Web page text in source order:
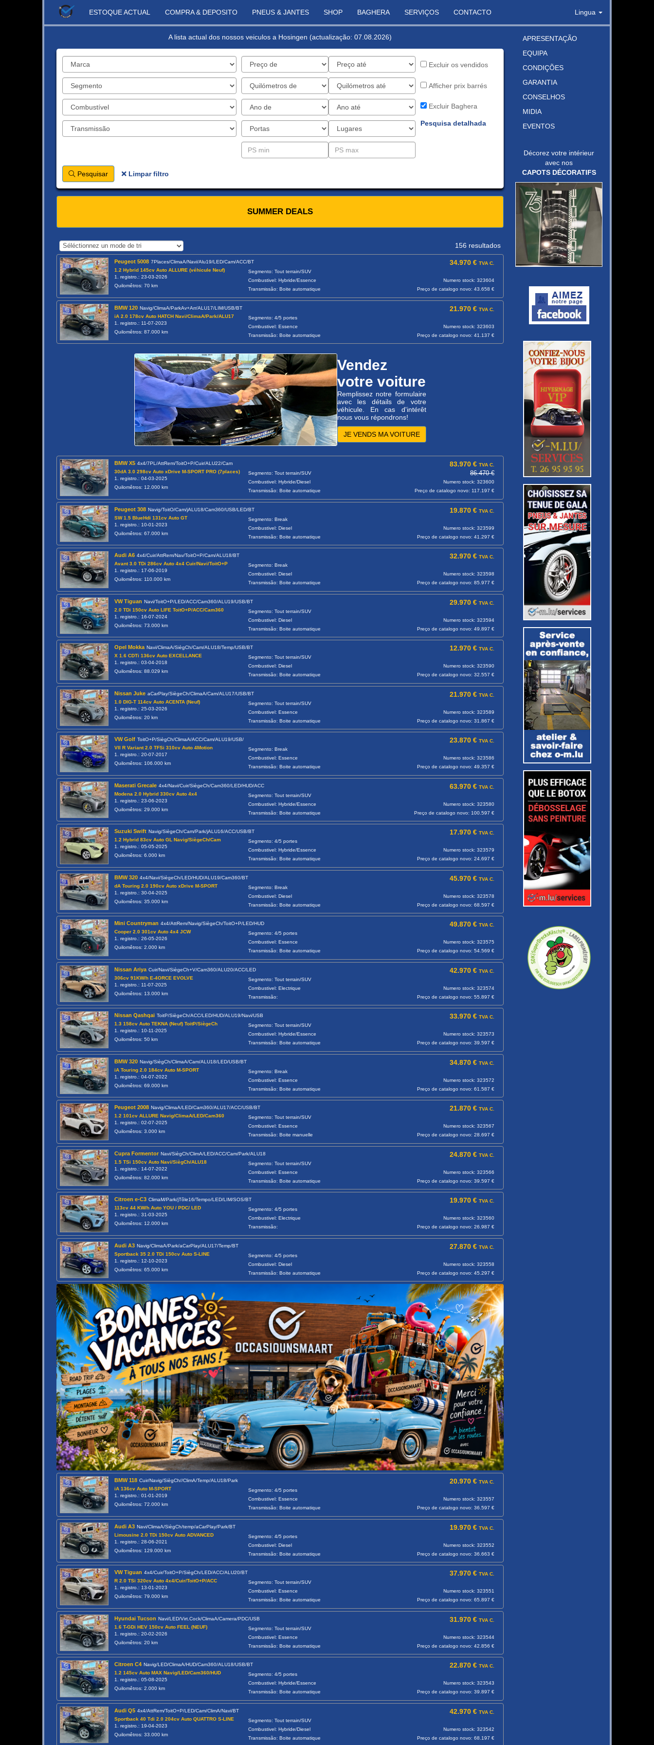
ESTOQUE ACTUAL COMPRA & DEPOSITO PNEUS & JANTES SHOP BAGHERA SERVIÇOS CONTACTO Lingua
A lista actual dos nossos veiculos a Hosingen (actualização: 07.08.2026)
Excluir os vendidos
Afficher prix barrés
Excluir Baghera
Pesquisa detalhada
Pesquisar Limpar filtro
SUMMER DEALS
156 resultados
Peugeot 5008 7Places/ClimaA/Navi/Alu19/LED/Cam/ACC/BT 34.970 € TVA C.
1.2 Hybrid 145cv Auto ALLURE (véhicule Neuf)
1. registro.: 23-03-2026
Quilomêtros: 70 km
Segmento: Tout terrain/SUV
Combustivel: Hybride/Essence
Transmissão: Boite automatique
Numero stock: 323604
Preço de catalogo novo: 43.658 €
BMW 120 Navig/ClimaA/ParkAv+Arr/ALU17/LIM/USB/BT 21.970 € TVA C.
iA 2.0 178cv Auto HATCH Navi/ClimaA/Park/ALU17
1. registro.: 11-07-2023
Quilomêtros: 87.000 km
Segmento: 4/5 portes
Combustivel: Essence
Transmissão: Boite automatique
Numero stock: 323603
Preço de catalogo novo: 41.137 €
Vendez
votre voiture
Remplissez notre formulaire
avec les détails de votre
véhicule. En cas d'intérêt
nous vous répondrons!
JE VENDS MA VOITURE
BMW X5 4x4/7PL/AttRem/ToitO+P/Cuir/ALU22/Cam 83.970 € TVA C.
30dA 3.0 298cv Auto xDrive M-SPORT PRO (7places)
1. registro.: 04-03-2025
Quilomêtros: 12.000 km
Segmento: Tout terrain/SUV
Combustivel: Hybride/Diesel
Transmissão: Boite automatique
86.470 €
Numero stock: 323600
Preço de catalogo novo: 117.197 €
Peugeot 308 Navig/ToitO/Cam/jALU18/Cam360/USB/LED/BT 19.870 € TVA C.
SW 1.5 BlueHdi 131cv Auto GT
1. registro.: 10-01-2023
Quilomêtros: 67.000 km
Segmento: Break
Combustivel: Diesel
Transmissão: Boite automatique
Numero stock: 323599
Preço de catalogo novo: 41.297 €
Audi A6 4x4/Cuir/AttRem/Nav/ToitO+P/Cam/ALU18/BT 32.970 € TVA C.
Avant 3.0 TDi 286cv Auto 4x4 Cuir/Navi/ToitO+P
1. registro.: 17-06-2019
Quilomêtros: 110.000 km
Segmento: Break
Combustivel: Diesel
Transmissão: Boite automatique
Numero stock: 323598
Preço de catalogo novo: 85.977 €
VW Tiguan Navi/ToitO+P/LED/ACC/Cam360/ALU19/USB/BT 29.970 € TVA C.
2.0 TDi 150cv Auto LIFE ToitO+P/ACC/Cam360
1. registro.: 16-07-2024
Quilomêtros: 73.000 km
Segmento: Tout terrain/SUV
Combustivel: Diesel
Transmissão: Boite automatique
Numero stock: 323594
Preço de catalogo novo: 49.897 €
Opel Mokka Navi/ClimaA/SiègCh/Cam/ALU18/Temp/USB/BT 12.970 € TVA C.
X 1.6 CDTi 136cv Auto EXCELLANCE
1. registro.: 03-04-2018
Quilomêtros: 88.029 km
Segmento: Tout terrain/SUV
Combustivel: Diesel
Transmissão: Boite automatique
Numero stock: 323590
Preço de catalogo novo: 32.557 €
Nissan Juke aCarPlay/SiègeCh/ClimaA/Cam/ALU17/USB/BT 21.970 € TVA C.
1.0 DIG-T 114cv Auto ACENTA (Neuf)
1. registro.: 25-03-2026
Quilomêtros: 20 km
Segmento: Tout terrain/SUV
Combustivel: Essence
Transmissão: Boite automatique
Numero stock: 323589
Preço de catalogo novo: 31.867 €
VW Golf ToitO+P/SiègCh/ClimaA/ACC/Cam/ALU19/USB/ 23.870 € TVA C.
VII R Variant 2.0 TFSi 310cv Auto 4Motion
1. registro.: 20-07-2017
Quilomêtros: 106.000 km
Segmento: Break
Combustivel: Essence
Transmissão: Boite automatique
Numero stock: 323586
Preço de catalogo novo: 49.357 €
Maserati Grecale 4x4/Navi/Cuir/SiègeCh/Cam360/LED/HUD/ACC 63.970 € TVA C.
Modena 2.0 Hybrid 330cv Auto 4x4
1. registro.: 23-06-2023
Quilomêtros: 29.000 km
Segmento: Tout terrain/SUV
Combustivel: Hybride/Essence
Transmissão: Boite automatique
Numero stock: 323580
Preço de catalogo novo: 100.597 €
Suzuki Swift Navig/SiègeCh/Cam/Park/jALU16/ACC/USB/BT 17.970 € TVA C.
1.2 Hybrid 83cv Auto GL Navig/SiègeCh/Cam
1. registro.: 05-05-2025
Quilomêtros: 6.000 km
Segmento: 4/5 portes
Combustivel: Hybride/Essence
Transmissão: Boite automatique
Numero stock: 323579
Preço de catalogo novo: 24.697 €
BMW 320 4x4/Navi/SiègeCh/LED/HUD/ALU19/Cam360/BT 45.970 € TVA C.
dA Touring 2.0 190cv Auto xDrive M-SPORT
1. registro.: 30-04-2025
Quilomêtros: 35.000 km
Segmento: Break
Combustivel: Diesel
Transmissão: Boite automatique
Numero stock: 323578
Preço de catalogo novo: 68.597 €
Mini Countryman 4x4/AttRem/Navig/SiègeCh/ToitO+P/LED/HUD 49.870 € TVA C.
Cooper 2.0 301cv Auto 4x4 JCW
1. registro.: 26-05-2026
Quilomêtros: 2.000 km
Segmento: 4/5 portes
Combustivel: Essence
Transmissão: Boite automatique
Numero stock: 323575
Preço de catalogo novo: 54.569 €
Nissan Ariya Cuir/Navi/SiègeCh+V/Cam360/ALU20/ACC/LED 42.970 € TVA C.
306cv 91KW/h E-4ORCE EVOLVE
1. registro.: 11-07-2025
Quilomêtros: 13.000 km
Segmento: Tout terrain/SUV
Combustivel: Electrique
Transmissão:
Numero stock: 323574
Preço de catalogo novo: 55.897 €
Nissan Qashqai ToitP/SiègeCh/ACC/LED/HUD/ALU19/Navi/USB 33.970 € TVA C.
1.3 158cv Auto TEKNA (Neuf) ToitP/SiègeCh
1. registro.: 10-11-2025
Quilomêtros: 50 km
Segmento: Tout terrain/SUV
Combustivel: Hybride/Essence
Transmissão: Boite automatique
Numero stock: 323573
Preço de catalogo novo: 39.597 €
BMW 320 Navig/SiègCh/ClimaA/Cam/ALU18/LED/USB/BT 34.870 € TVA C.
iA Touring 2.0 184cv Auto M-SPORT
1. registro.: 04-07-2022
Quilomêtros: 69.000 km
Segmento: Break
Combustivel: Essence
Transmissão: Boite automatique
Numero stock: 323572
Preço de catalogo novo: 61.587 €
Peugeot 2008 Navig/ClimaA/LED/Cam360/ALU17/ACC/USB/BT 21.870 € TVA C.
1.2 101cv ALLURE Navig/ClimaA/LED/Cam360
1. registro.: 02-07-2025
Quilomêtros: 3.000 km
Segmento: Tout terrain/SUV
Combustivel: Essence
Transmissão: Boite manuelle
Numero stock: 323567
Preço de catalogo novo: 28.697 €
Cupra Formentor Navi/SiègCh/ClimA/LED/ACC/Cam/Park/ALU18 24.870 € TVA C.
1.5 TSi 150cv Auto Navi/SiègCh/ALU18
1. registro.: 14-07-2022
Quilomêtros: 82.000 km
Segmento: Tout terrain/SUV
Combustivel: Essence
Transmissão: Boite automatique
Numero stock: 323566
Preço de catalogo novo: 39.597 €
Citroen e-C3 ClimaM/Park/jTôle16/Tempo/LED/LIM/SOS/BT 19.970 € TVA C.
113cv 44 KW/h Auto YOU / PDC/ LED
1. registro.: 31-03-2025
Quilomêtros: 12.000 km
Segmento: 4/5 portes
Combustivel: Electrique
Transmissão:
Numero stock: 323560
Preço de catalogo novo: 26.987 €
Audi A3 Navig/ClimaA/Park/aCarPlay/ALU17/Temp/BT 27.870 € TVA C.
Sportback 35 2.0 TDi 150cv Auto S-LINE
1. registro.: 12-10-2023
Quilomêtros: 65.000 km
Segmento: 4/5 portes
Combustivel: Diesel
Transmissão: Boite automatique
Numero stock: 323558
Preço de catalogo novo: 45.297 €
BMW 118 Cuir/Navig/SiègCh//ClimA/Temp/ALU18/Park 20.970 € TVA C.
iA 136cv Auto M-SPORT
1. registro.: 01-01-2019
Quilomêtros: 72.000 km
Segmento: 4/5 portes
Combustivel: Essence
Transmissão: Boite automatique
Numero stock: 323557
Preço de catalogo novo: 36.597 €
Audi A3 Navi/ClimaA/SiègCh/temp/aCarPlay/Park/BT 19.970 € TVA C.
Limousine 2.0 TDi 150cv Auto ADVANCED
1. registro.: 28-06-2021
Quilomêtros: 129.000 km
Segmento: 4/5 portes
Combustivel: Diesel
Transmissão: Boite automatique
Numero stock: 323552
Preço de catalogo novo: 36.663 €
VW Tiguan 4x4/Cuir/ToitO+P/SiègCh/LED/ACC/ALU20/BT 37.970 € TVA C.
R 2.0 TSi 320cv Auto 4x4/Cuir/ToitO+P/ACC
1. registro.: 13-01-2023
Quilomêtros: 79.000 km
Segmento: Tout terrain/SUV
Combustivel: Essence
Transmissão: Boite automatique
Numero stock: 323551
Preço de catalogo novo: 65.897 €
Hyundai Tucson Navi/LED/Virt.Cock/ClimaA/Camera/PDC/USB 31.970 € TVA C.
1.6 T-GDi HEV 150cv Auto FEEL (NEUF)
1. registro.: 20-02-2026
Quilomêtros: 20 km
Segmento: Tout terrain/SUV
Combustivel: Essence
Transmissão: Boite automatique
Numero stock: 323544
Preço de catalogo novo: 42.856 €
Citroen C4 Navig/LED/ClimaA/HUD/Cam360/ALU18/USB/BT 22.870 € TVA C.
1.2 145cv Auto MAX Navig/LED/Cam360/HUD
1. registro.: 05-08-2025
Quilomêtros: 2.000 km
Segmento: 4/5 portes
Combustivel: Hybride/Essence
Transmissão: Boite automatique
Numero stock: 323543
Preço de catalogo novo: 39.897 €
Audi Q5 4x4/AttRem/ToitO+P/LED/Cam/ClimA/Navi/BT 42.970 € TVA C.
Sportback 40 Tdi 2.0 204cv Auto QUATTRO S-LINE
1. registro.: 19-04-2023
Quilomêtros: 33.000 km
Segmento: Tout terrain/SUV
Combustivel: Hybride/Diesel
Transmissão: Boite automatique
Numero stock: 323542
Preço de catalogo novo: 68.197 €
APRESENTAÇÃO
EQUIPA
CONDIÇÕES
GARANTIA
CONSELHOS
MIDIA
EVENTOS
Décorez votre intérieur
avec nos
CAPOTS DÉCORATIFS